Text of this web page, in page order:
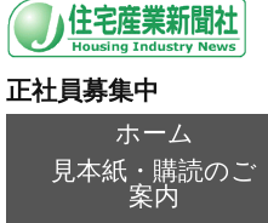
正社員募集中
ホーム
見本紙・購読のご
案内